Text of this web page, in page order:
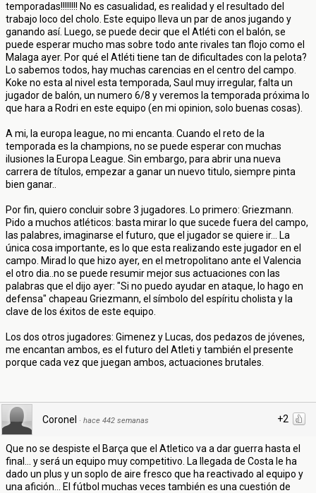
temporadas!!!!!!!! No es casualidad, es realidad y el resultado del
trabajo loco del cholo. Este equipo lleva un par de anos jugando y
ganando así. Luego, se puede decir que el Atléti con el balón, se
puede esperar mucho mas sobre todo ante rivales tan flojo como el
Malaga ayer. Por qué el Atléti tiene tan de dificultades con la pelota?
Lo sabemos todos, hay muchas carencias en el centro del campo.
Koke no esta al nivel esta temporada, Saul muy irregular, falta un
jugador de balón, un numero 6/8 y veremos la temporada próxima lo
que hara a Rodri en este equipo (en mi opinion, solo buenas cosas).
A mi, la europa league, no mi encanta. Cuando el reto de la
temporada es la champions, no se puede esperar con muchas
ilusiones la Europa League. Sin embargo, para abrir una nueva
carrera de títulos, empezar a ganar un nuevo titulo, siempre pinta
bien ganar..
Por fin, quiero concluir sobre 3 jugadores. Lo primero: Griezmann.
Pido a muchos atléticos: basta mirar lo que sucede fuera del campo,
las palabres, imaginarse el futuro, que el jugador se quiere ir... La
única cosa importante, es lo que esta realizando este jugador en el
campo. Mirad lo que hizo ayer, en el metropolitano ante el Valencia
el otro dia..no se puede resumir mejor sus actuaciones con las
palabras que el dijo ayer: "Si no puedo ayudar en ataque, lo hago en
defensa" chapeau Griezmann, el símbolo del espíritu cholista y la
clave de los éxitos de este equipo.
Los dos otros jugadores: Gimenez y Lucas, dos pedazos de jóvenes,
me encantan ambos, es el futuro del Atleti y también el presente
porque cada vez que juegan ambos, actuaciones brutales.
+2
Coronel · hace 442 semanas
Que no se despiste el Barça que el Atletico va a dar guerra hasta el
final... y será un equipo muy competitivo. La llegada de Costa le ha
dado un plus y un soplo de aire fresco que ha reactivado al equipo y
una afición... El fútbol muchas veces también es una cuestión de